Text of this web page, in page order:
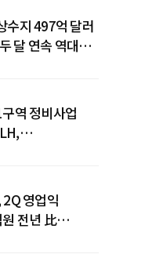
수지 497억 달러
달 연속 역대
역 정비사업
영업익
전년 比